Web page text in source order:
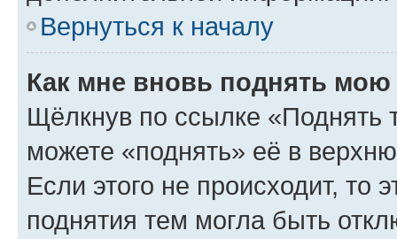
Вернуться к началу
Как мне вновь поднять мою
Щёлкнув по ссылке «Поднять
можете «поднять» её в
Если этого не происходит, то
поднятия тем могла быть